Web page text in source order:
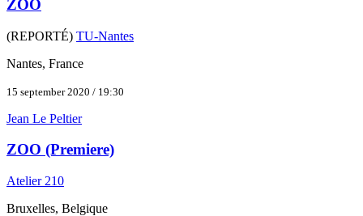
ZOO
(REPORTÉ) TU-Nantes
Nantes, France
15 september 2020 / 19:30
Jean Le Peltier
ZOO (Premiere)
Atelier 210
Bruxelles, Belgique